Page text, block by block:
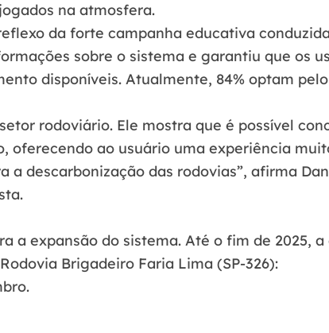
na atmosfera.
da forte campanha educativa
sobre o sistema e garantiu que os
disponíveis. Atualmente, 84% optam
rodoviário. Ele mostra que é possível
oferecendo ao usuário uma experiência
a descarbonização das rodovias”, afirma
.
a expansão do sistema. Até o fim de 2025,
Rodovia Brigadeiro Faria Lima (SP-326):